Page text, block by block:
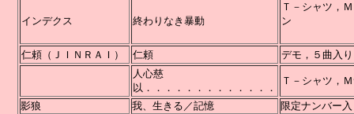
インデクス 終わりなき暴動
Ｔ－シャツ，
ン
仁頼（ＪＩＮＲＡＩ）
仁頼
デ
人心慈
以．．．．．．．．．．．．
．
Ｔ－シャツ，
影狼 我、生きる／記憶
限定ナンバ